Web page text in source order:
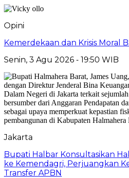
Opini
Kemerdekaan dan Krisis Moral
Senin, 3 Agu 2026 - 19:50 WIB
Jakarta
Bupati Halbar Konsultasikan
ke Kemendagri, Perjuangkan
Transfer APBN